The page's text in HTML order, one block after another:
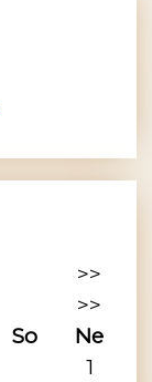
>>
>>
So
Ne
1